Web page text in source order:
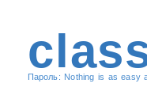
Пароль: Nothing is as easy